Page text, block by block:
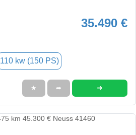
35.490 €
110 kw (150 PS)
★ ➦ ➜